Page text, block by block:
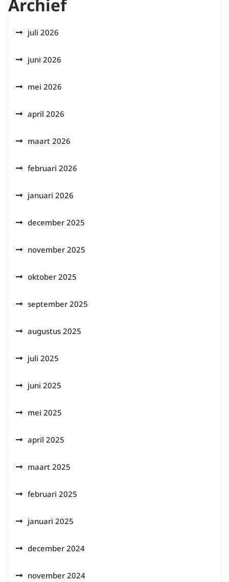
Archief
juli 2026
juni 2026
mei 2026
april 2026
maart 2026
februari 2026
januari 2026
december 2025
november 2025
oktober 2025
september 2025
augustus 2025
juli 2025
juni 2025
mei 2025
april 2025
maart 2025
februari 2025
januari 2025
december 2024
november 2024